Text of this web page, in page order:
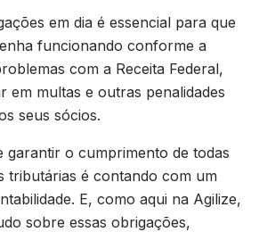
em dia é essencial para que
funcionando conforme a
com a Receita Federal,
em multas e outras penalidades
seus sócios.
garantir o cumprimento de todas
tributárias é contando com um
E, como aqui na Agilize,
sobre essas obrigações,